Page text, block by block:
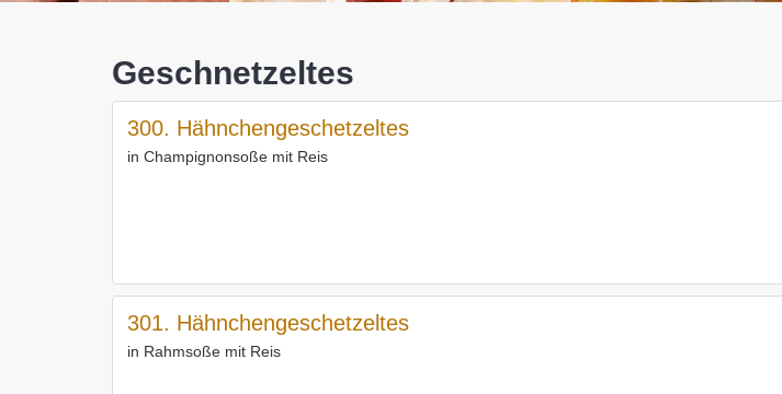
Geschnetzeltes
300. Hähnchengeschetzeltes
in Champignonsoße mit Reis
301. Hähnchengeschetzeltes
in Rahmsoße mit Reis